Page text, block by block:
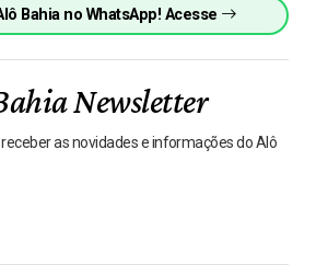
Bahia no WhatsApp! Acesse
Newsletter
as novidades e informações do Alô